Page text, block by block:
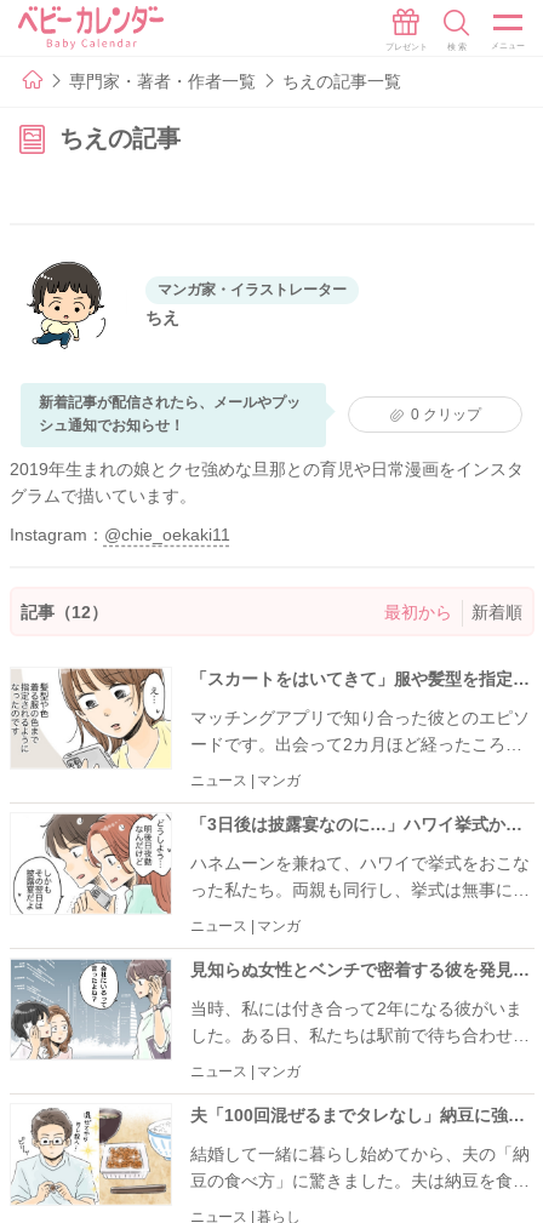
専門家・著者・作者一覧 ちえの記事一覧
ちえの記事
マンガ家・イラストレーター
ちえ
新着記事が配信されたら、メールやプッ
シュ通知でお知らせ！
0クリップ
2019年生まれの娘とクセ強めな旦那との育児や日常漫画をインスタ
グラムで描いています。
Instagram： @chie_oekaki11
記事（12） 最初から 新着順
「スカートをはいてきて」服や髪型を指定する彼。後日…SNSで私と同じ格好の女性を見つけて！？
マッチングアプリで知り合った彼とのエピソ
ードです。出会って2カ月ほど経ったころ、
彼から「次のデートではスカートをはいてき
てほしい」と言われ、私は要望に応えること
にしたのですが……。
ニュース | マンガ
「3日後は披露宴なのに…」ハワイ挙式からの帰国便が台風で欠航！空港で夜を明かした私たちの運命は
ハネムーンを兼ねて、ハワイで挙式をおこな
った私たち。両親も同行し、挙式は無事に終
えることができました。ところが、帰国のタ
イミングで、ちょうど日本に台風が直撃して
しまって……！？
ニュース | マンガ
見知らぬ女性とベンチで密着する彼を発見。「会社にいるって言ったよね？」と話しかけたら…！？
当時、私には付き合って2年になる彼がいま
した。ある日、私たちは駅前で待ち合わせを
し、一緒に夕食をとる約束をしていたのです
が……。
ニュース | マンガ
夫「100回混ぜるまでタレなし」納豆に強いこだわりを持つ彼。戸惑う私がひと口食べた結果…
結婚して一緒に暮らし始めてから、夫の「納
豆の食べ方」に驚きました。夫は納豆を食べ
るとき、「100回混ぜるまでタレを入れな
ニュース | 暮らし